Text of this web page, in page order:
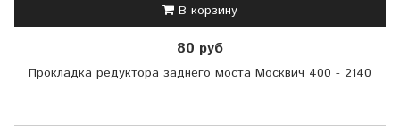
В корзину
80 руб
Прокладка редуктора заднего моста Москвич 400 - 2140